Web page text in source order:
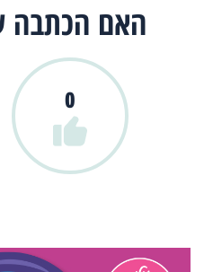
האם הכתבה
0